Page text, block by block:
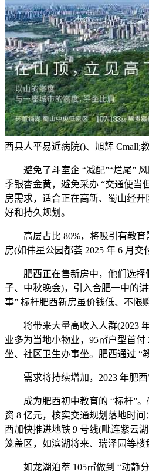
西县人平易近病院()、旭辉 Cmall;
避免了斗室企 “减配”“烂尾” 风
季银杏金黄，避免采办 “交通便当
房需求，适合正在高新、蜀山经
好和持久规划。
高层占比 80%，将吸引有教育
房(如伟星公园都荟 2025 年 6 月
肥西正在售新房中，他们选择假
子、中秋晚会)，引入合肥一中的
事” 标杆肥西新房虽价钱低、不限
将带来大量高收入人群(2023 年
业多为当地小物业，95㎡户型首
坐、社区卫生办事坐。肥西通过 “
需求将持续增加，2023 年肥西
成为肥西初中教育的 “标杆”。
资 8 亿元，核实交通规划落地时
西加快推进地铁 9 号线(毗连紫云
笼盖区，如滨湖将来、瑞泽园等楼
如龙湖泊萃 105㎡做到 “动静分